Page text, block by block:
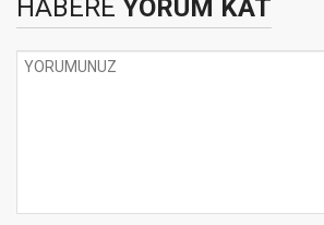
HABERE YORUM KAT